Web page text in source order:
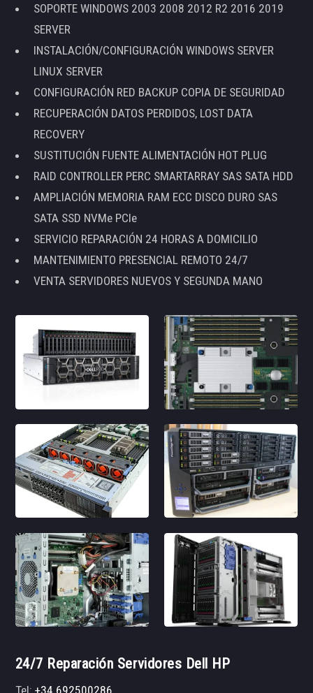
SOPORTE WINDOWS 2003 2008 2012 R2 2016 2019
SERVER
INSTALACIÓN/CONFIGURACIÓN WINDOWS SERVER
LINUX SERVER
CONFIGURACIÓN RED BACKUP COPIA DE SEGURIDAD
RECUPERACIÓN DATOS PERDIDOS, LOST DATA
RECOVERY
SUSTITUCIÓN FUENTE ALIMENTACIÓN HOT PLUG
RAID CONTROLLER PERC SMARTARRAY SAS SATA HDD
AMPLIACIÓN MEMORIA RAM ECC DISCO DURO SAS
SATA SSD NVMe PCIe
SERVICIO REPARACIÓN 24 HORAS A DOMICILIO
MANTENIMIENTO PRESENCIAL REMOTO 24/7
VENTA SERVIDORES NUEVOS Y SEGUNDA MANO
24/7 Reparación Servidores Dell HP
Tel:+34 692500286